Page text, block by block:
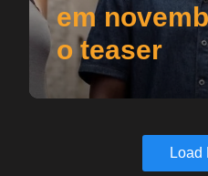
em
o teaser
Load